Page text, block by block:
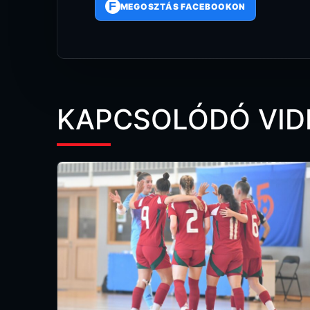
F MEGOSZTÁS FACEBOOKON
KAPCSOLÓDÓ